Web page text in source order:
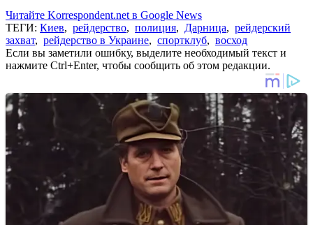
Читайте Korrespondent.net в Google News
ТЕГИ: Киев, рейдерство, полиция, Дарница, рейдерский
захват, рейдерство в Украине, спортклуб, восход
Если вы заметили ошибку, выделите необходимый текст и
нажмите Ctrl+Enter, чтобы сообщить об этом редакции.